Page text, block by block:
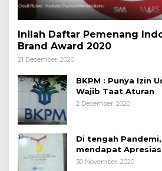
Inilah Daftar Pemenang
Brand Award 2020
21 December, 2020
BKPM : Punya Izin
Wajib Taat Aturan
2 December, 2020
Di tengah Pandemi,
mendapat
30 November, 2020